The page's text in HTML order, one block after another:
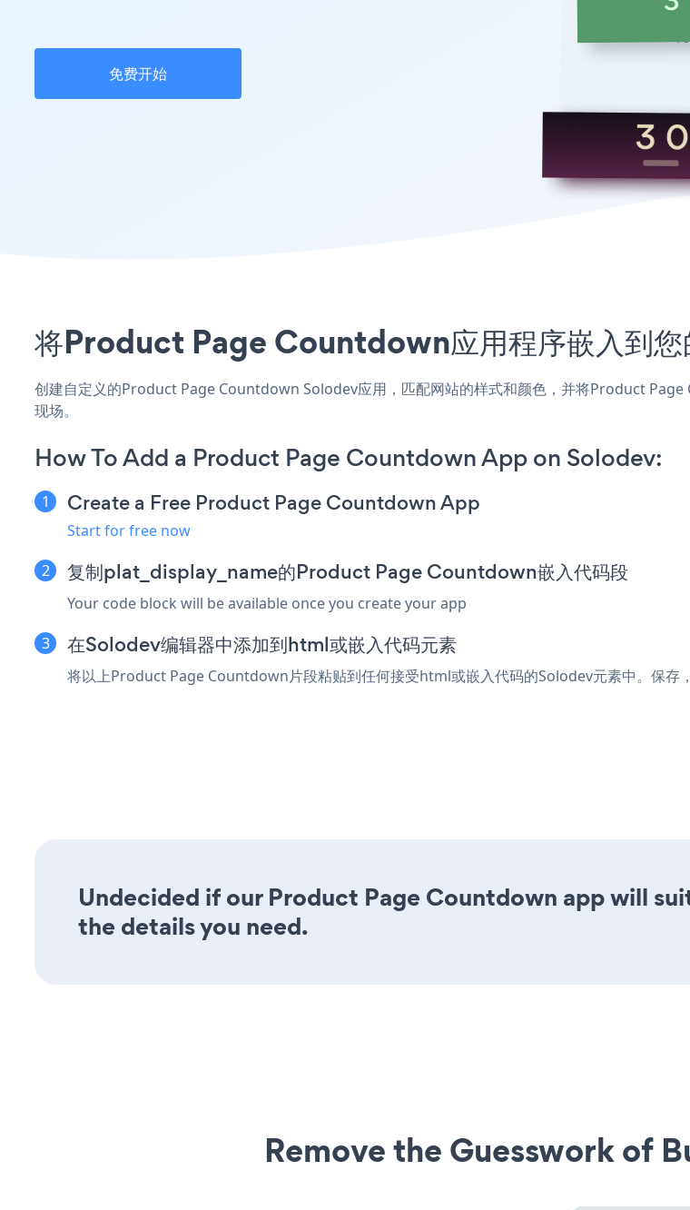
免费开始
将Product Page Countdown应用程序嵌入到您
创建自定义的Product Page Countdown Solodev应用，匹配网站的样式和颜色，并将Product
现场。
How To Add a Product Page Countdown App on Solodev:
Create a Free Product Page Countdown App
Start for free now
复制plat_display_name的Product Page Countdown嵌入代码段
Your code block will be available once you create your app
在Solodev编辑器中添加到html或嵌入代码元素
将以上Product Page Countdown片段粘贴到任何接受html或嵌入代码的Solodev元素中。保存
Undecided if our Product Page Countdown app will
the details you need.
Remove the Guesswork of